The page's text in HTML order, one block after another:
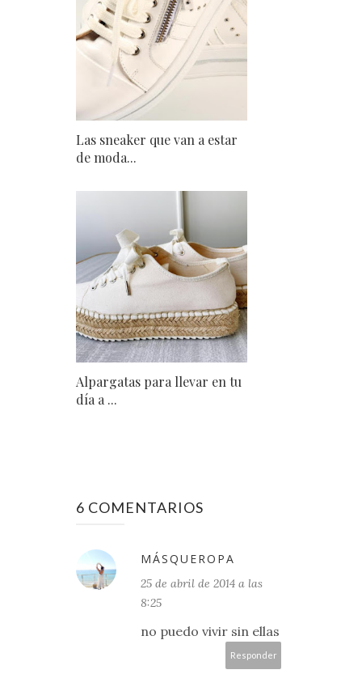
Las sneaker que van a estar
de moda...
Alpargatas para llevar en tu
día a ...
6 COMENTARIOS
MÁSQUEROPA
25 de abril de 2014 a las
8:25
no puedo vivir sin ellas
Responder